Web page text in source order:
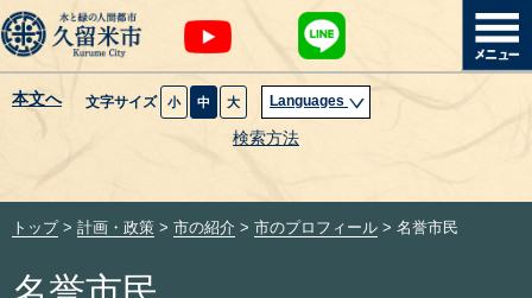
本文へ 文字サイズ 小 中 大 Languages
検索方法
暮らし・届出
健康・医療・福祉
トップ> 計画・政策 > 市の紹介 > 市のプロフィール > 名誉市民